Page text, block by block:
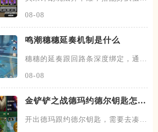
08-08
鸣潮穗穗延奏机制是什么
穗穗的延奏跟回路条深度绑定，通过
08-08
金铲铲之战德玛约德尔钥匙怎么
开出德玛跟约德尔钥匙，需要去凑约